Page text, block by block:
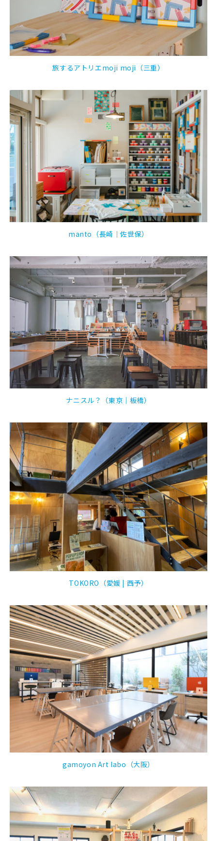
旅するアトリエmoji moji（三重）
manto（長崎｜佐世保）
ナニスル？（東京｜板橋）
TOKORO（愛媛 | 西予）
gamoyon Art labo（大阪）